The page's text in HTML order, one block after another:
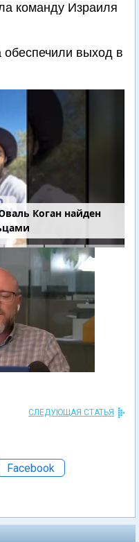
команду Израиля
выход в
Коган найден
СЛЕДУЮЩАЯ СТАТЬЯ
Facebook